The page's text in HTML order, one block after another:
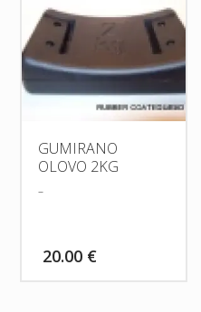
GUMIRANO
OLOVO 2KG
–
20.00 €